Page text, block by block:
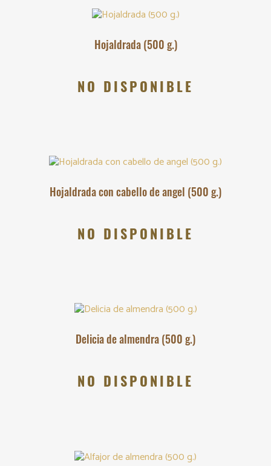
Hojaldrada (500 g.)
NO DISPONIBLE
Hojaldrada con cabello de angel (500 g.)
NO DISPONIBLE
Delicia de almendra (500 g.)
NO DISPONIBLE